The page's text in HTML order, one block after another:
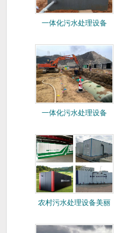
一体化污水处理设备
一体化污水处理设备
农村污水处理设备美丽